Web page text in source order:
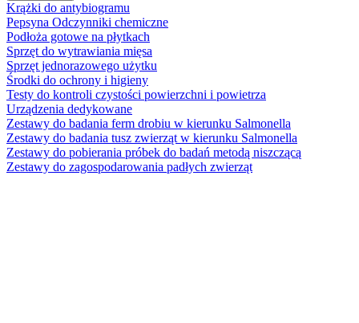
Krążki do antybiogramu
Pepsyna Odczynniki chemiczne
Podłoża gotowe na płytkach
Sprzęt do wytrawiania mięsa
Sprzęt jednorazowego użytku
Środki do ochrony i higieny
Testy do kontroli czystości powierzchni i powietrza
Urządzenia dedykowane
Zestawy do badania ferm drobiu w kierunku Salmonella
Zestawy do badania tusz zwierząt w kierunku Salmonella
Zestawy do pobierania próbek do badań metodą niszczącą
Zestawy do zagospodarowania padłych zwierząt